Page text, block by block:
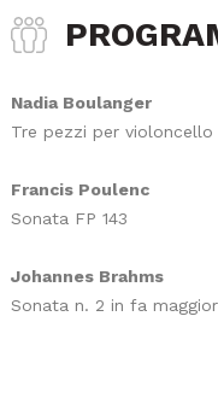
Nadia Boulanger
Tre pezzi per
Francis Poulenc
Sonata FP 143
Johannes Brahms
Sonata n. 2 in fa